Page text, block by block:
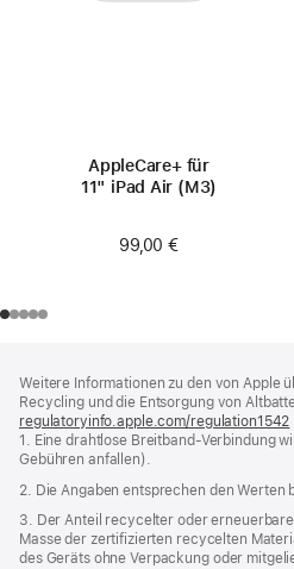
AppleCare+ für
11" iPad Air (M3)
99,00 €
Weitere Informationen zu den von Apple
Recycling und die Entsorgung von
regulatoryinfo.apple.com/regulation1542
1. Eine drahtlose Breitband-Verbindung
Gebühren anfallen).
2. Die Angaben entsprechen den Werten
3. Der Anteil recycelter oder
Masse der zertifizierten recycelten
des Geräts ohne Verpackung oder